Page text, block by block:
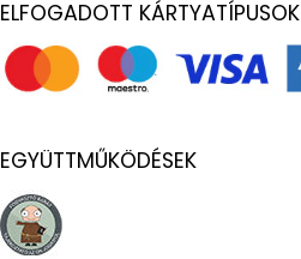
ELFOGADOTT KÁRTYATÍPUSOK
EGYÜTTMŰKÖDÉSEK